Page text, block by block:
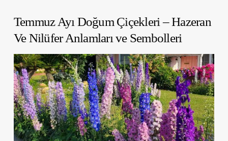
Temmuz Ayı Doğum Çiçekleri – Hazeran
Ve Nilüfer Anlamları ve Sembolleri